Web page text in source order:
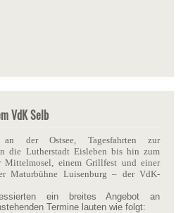
VdK Selb
der Ostsee, Tagesfahrten zur
die Lutherstadt Eisleben bis hin zum
Mittelmosel, einem Grillfest und einer
Maturbühne Luisenburg – der VdK-
ein breites Angebot an
Termine lauten wie folgt: